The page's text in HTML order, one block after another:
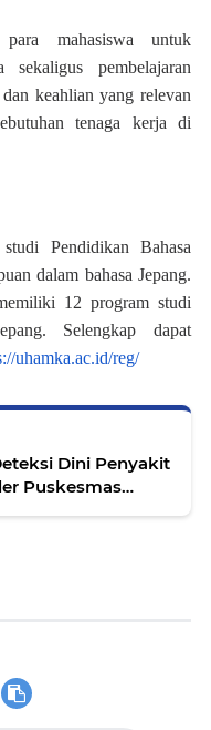
mahasiswa untuk
sekaligus pembelajaran
keahlian yang relevan
tenaga kerja di
Pendidikan Bahasa
dalam bahasa Jepang.
12 program studi
Selengkap dapat
uhamka.ac.id/reg/
Dini Penyakit
Puskesmas